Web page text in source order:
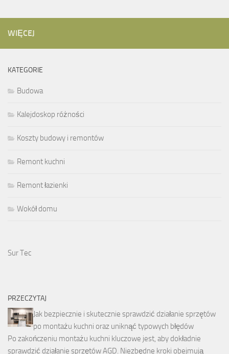
WIĘCEJ
KATEGORIE
Budowa
Kalejdoskop różności
Koszty budowy i remontów
Remont kuchni
Remont łazienki
Wokół domu
Sur Tec
PRZECZYTAJ
Jak bezpiecznie i skutecznie sprawdzić działanie sprzętów
po montażu kuchni oraz uniknąć typowych błędów
Po zakończeniu montażu kuchni kluczowe jest, aby dokładnie
sprawdzić działanie sprzętów AGD. Niezbędne kroki obejmują